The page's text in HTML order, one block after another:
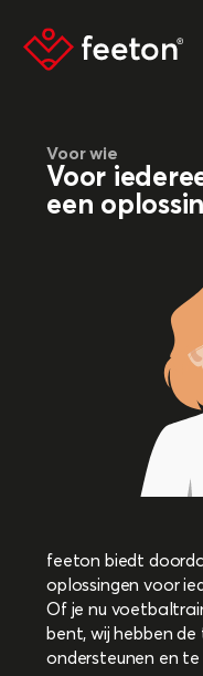
Voor wie
Voor
een
feeton biedt
oplossingen voor
Of je nu
bent, wij hebben
ondersteunen en te